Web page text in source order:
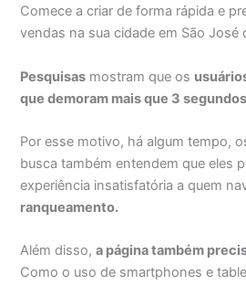
Comece a criar de forma rápida e
vendas na sua cidade em São José
Pesquisas mostram que os
que demoram mais que 3
Por esse motivo, há algum tempo,
busca também entendem que eles
experiência insatisfatória a quem
ranqueamento.
Além disso,a página também
Como o uso de smartphones e